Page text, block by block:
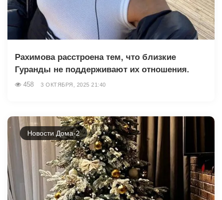
Рахимова расстроена тем, что близкие
Гуранды не поддерживают их отношения.
458 3 ОКТЯБРЯ, 2025 21:40
Новости Дома-2